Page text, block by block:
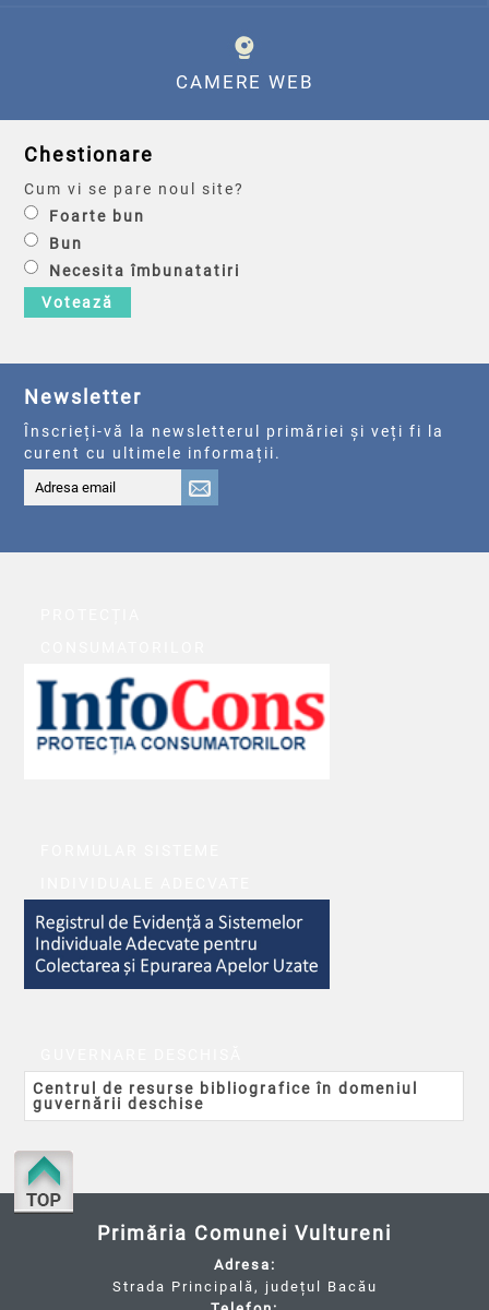
CAMERE WEB
Chestionare
Cum vi se pare noul site?
Foarte bun
Bun
Necesita îmbunatatiri
Votează
Newsletter
Înscrieți-vă la newsletterul primăriei și veți fi la
curent cu ultimele informații.
Centrul de resurse bibliografice în domeniul
guvernării deschise
Primăria Comunei Vultureni
Adresa:
Strada Principală, județul Bacău